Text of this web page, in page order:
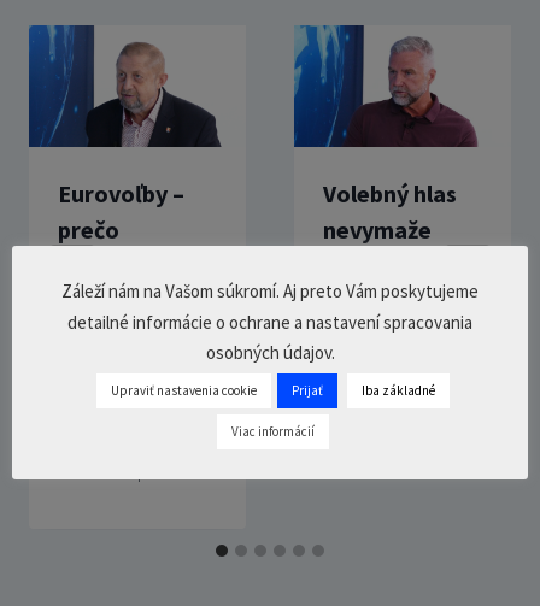
Eurovoľby –
prečo
národných
kandidátov? –
Volebný hlas
nevymaže
– Tibor Gašpar
0 Comments
Záleží nám na Vašom súkromí. Aj preto Vám poskytujeme
detailné informácie o ochrane a nastavení spracovania
osobných údajov.
Upraviť nastavenia cookie Prijať Iba základné
Viac informácií